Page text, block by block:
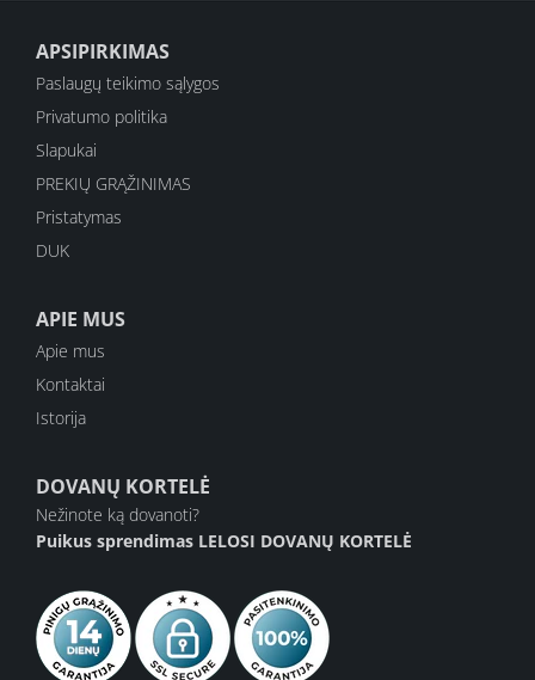
APSIPIRKIMAS
Paslaugų teikimo sąlygos
Privatumo politika
Slapukai
PREKIŲ GRĄŽINIMAS
Pristatymas
DUK
APIE MUS
Apie mus
Kontaktai
Istorija
DOVANŲ KORTELĖ
Nežinote ką dovanoti?
Puikus sprendimas LELOSI DOVANŲ KORTELĖ